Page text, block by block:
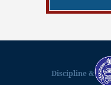
Discipline &